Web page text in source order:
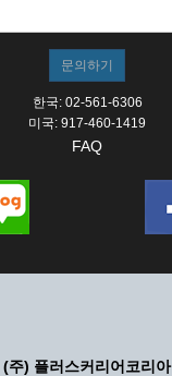
한국: 02-561-6306
미국: 917-460-1419
FAQ
(주) 플러스커리어코리아